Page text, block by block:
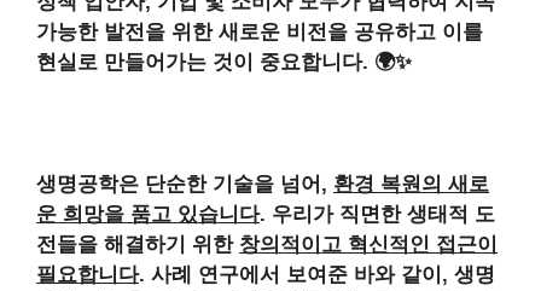
가능한 발전을 위한 새로운 비전을 공유하고 이를
현실로 만들어가는 것이 중요합니다. 🌍✨
생명공학은 단순한 기술을 넘어 , 환경 복원의 새로
운 희망을 품고 있습니다. 우리가 직면한 생태적 도
전들을 해결하기 위한 창의적이고 혁신적인 접근이
필요합니다. 사례 연구에서 보여준 바와 같이, 생명